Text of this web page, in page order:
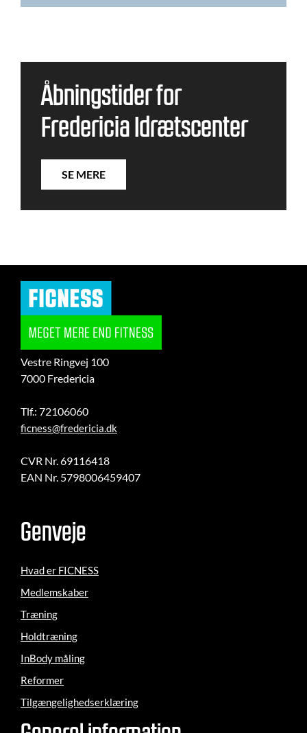
Åbningstider for
Fredericia Idrætscenter
SE MERE
Vestre Ringvej 100
7000 Fredericia
Tlf.: 72106060
ficness@fredericia.dk
CVR Nr. 69116418
EAN Nr. 5798006459407
Genveje
Hvad er FICNESS
Medlemskaber
Træning
Holdtræning
InBody måling
Reformer
Tilgængelighedserklæring